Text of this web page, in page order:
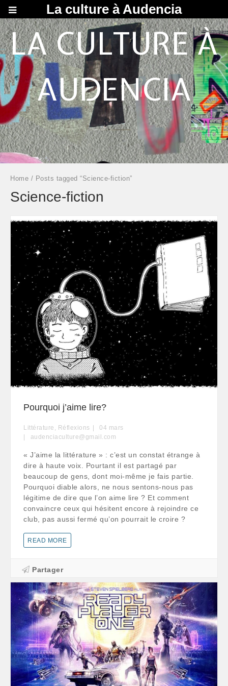
LA CULTURE À
AUDENCIA
Home / Posts tagged “Science-fiction”
Science-fiction
Pourquoi j’aime lire?
Littérature , Réflexions 04 mars
audenciaculture@gmail.com
« J’aime la littérature » : c’est un constat étrange à
dire à haute voix. Pourtant il est partagé par
beaucoup de gens, dont moi-même je fais partie.
Pourquoi diable alors, ne nous sentons-nous pas
légitime de dire que l’on aime lire ? Et comment
convaincre ceux qui hésitent encore à rejoindre ce
club, pas aussi fermé qu’on pourrait le croire ?
READ MORE
Partager
La culture à Audencia